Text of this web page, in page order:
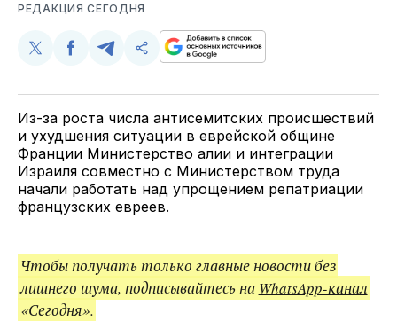
РЕДАКЦИЯ СЕГОДНЯ
Поделиться
Twitter
Поделиться
Facebook
Поделиться
Telegram
Скопируйте
поделитесь
Из-за роста числа антисемитских происшествий
и ухудшения ситуации в еврейской общине
Франции Министерство алии и интеграции
Израиля совместно с Министерством труда
начали работать над упрощением репатриации
французских евреев.
Чтобы получать только главные новости без
лишнего шума, подписывайтесь на WhatsApp-канал
«Сегодня».